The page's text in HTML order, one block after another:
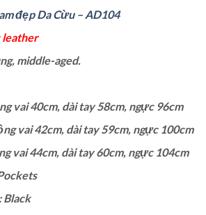
đẹp Da Cừu – AD104
leather
middle-aged.
vai 40cm, dài tay 58cm, ngực 96cm
vai 42cm, dài tay 59cm, ngực 100cm
vai 44cm, dài tay 60cm, ngực 104cm
Black